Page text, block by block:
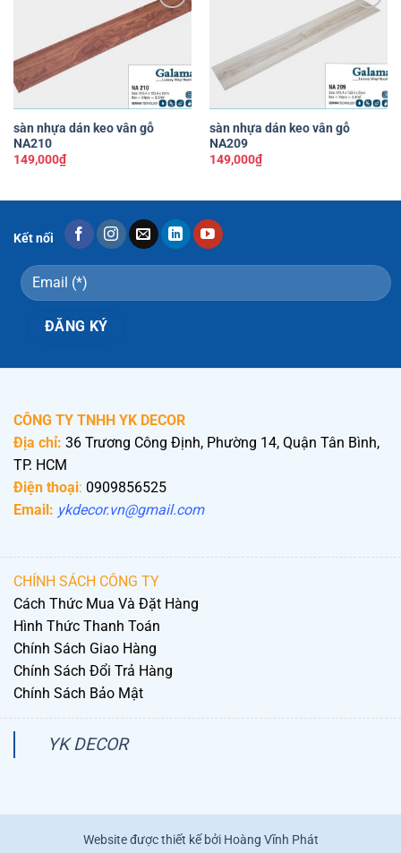
Yêu
sàn nhựa dán keo vân gỗ
NA210
149,000₫
Yêu
sàn nhựa dán keo vân gỗ
NA209
149,000₫
Kết nối
CÔNG TY TNHH YK DECOR
Địa chỉ: 36 Trương Công Định, Phường 14, Quận Tân Bình,
TP. HCM
Điện thoại: 0909856525
Email: ykdecor.vn@gmail.com
CHÍNH SÁCH CÔNG TY
Cách Thức Mua Và Đặt Hàng
Hình Thức Thanh Toán
Chính Sách Giao Hàng
Chính Sách Đổi Trả Hàng
Chính Sách Bảo Mật
YK DECOR
Website được thiết kế bởi Hoàng Vĩnh Phát